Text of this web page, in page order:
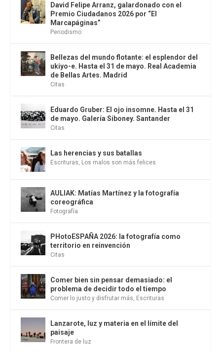
David Felipe Arranz, galardonado con el
Premio Ciudadanos 2026 por “El
Marcapáginas”
Periodismo
Bellezas del mundo flotante: el esplendor del
ukiyo-e. Hasta el 31 de mayo. Real Academia
de Bellas Artes. Madrid
Citas
Eduardo Gruber: El ojo insomne. Hasta el 31
de mayo. Galería Siboney. Santander
Citas
Las herencias y sus batallas
Escrituras Los malos son más felices
AULIAK: Matías Martínez y la fotografía
coreográfica
Fotografía
PHotoESPAÑA 2026: la fotografía como
territorio en reinvención
Citas
Comer bien sin pensar demasiado: el
problema de decidir todo el tiempo
Comer lo justo y disfrutar más Escrituras
Lanzarote, luz y materia en el límite del
paisaje
Frontera de luz